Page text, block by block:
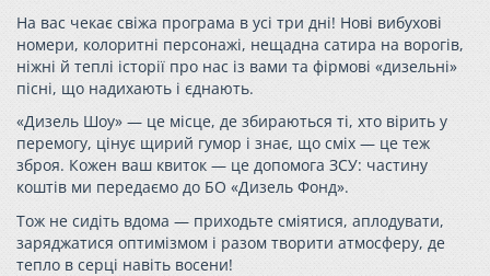
На вас чекає свіжа програма в усі три дні! Нові вибухові
номери, колоритні персонажі, нещадна сатира на ворогів,
ніжні й теплі історії про нас із вами та фірмові «дизельні»
пісні, що надихають і єднають.
«Дизель Шоу» — це місце, де збираються ті, хто вірить у
перемогу, цінує щирий гумор і знає, що сміх — це теж
зброя. Кожен ваш квиток — це допомога ЗСУ: частину
коштів ми передаємо до БО «Дизель Фонд».
Тож не сидіть вдома — приходьте сміятися, аплодувати,
заряджатися оптимізмом і разом творити атмосферу, де
тепло в серці навіть восени!